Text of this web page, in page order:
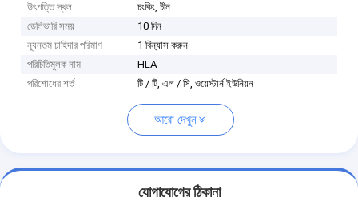
উৎপত্তি স্থল
চংকিং, চীন
ডেলিভারি সময়
10 দিন
ন্যূনতম চাহিদার পরিমাণ
1 বিন্যাস করুন
পরিচিতিমুলক নাম
HLA
পরিশোধের শর্ত
টি / টি, এল / সি, ওয়েস্টার্ন ইউনিয়ন
আরো দেখুন
যোগাযোগের ঠিকানা